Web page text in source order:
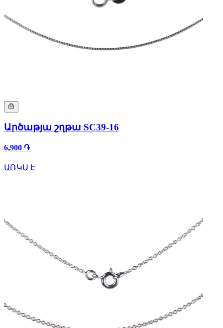
Արծաթյա շղթա SC39-16
6,900 ֏
ԱՌԿԱ Է